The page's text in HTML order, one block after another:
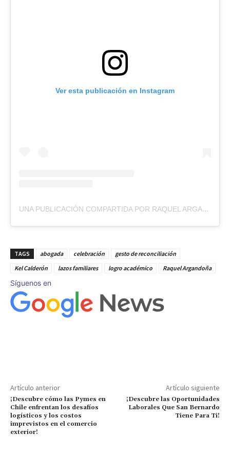
Ver esta publicación en Instagram
UNA PUBLICACIÓN COMPARTIDA POR RAQUEL ARGANDOÑA (@ARGANDONA.RAQUEL)
TAGS abogada celebración
gesto de reconciliación
Kel Calderón
lazos familiares logro académico Raquel Argandoña
Síguenos en
Artículo anterior
¡Descubre cómo las Pymes en
Chile enfrentan los desafíos
logísticos y los costos
imprevistos en el comercio
exterior!
Artículo siguiente
¡Descubre las Oportunidades
Laborales Que San Bernardo
Tiene Para Ti!